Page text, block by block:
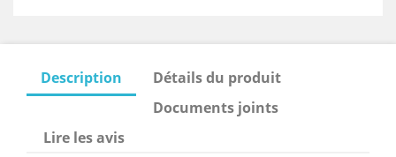
Description
Détails du produit
Documents joints
Lire les avis